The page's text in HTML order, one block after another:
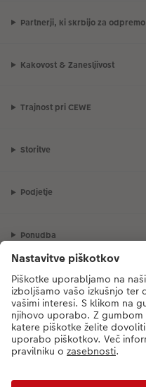
Partnerji, ki skrbijo za odpremo
Kakovost & Zanesljivost
Trajnost pri CEWE
Storitve
Podjetje
Ponudba
CEWE Fotosvet